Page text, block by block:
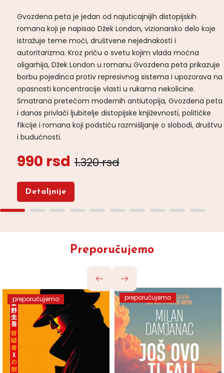
Gvozdena peta je jedan od najuticajnijih distopijskih
romana koji je napisao Džek London, vizionarsko delo koje
istražuje teme moći, društvene nejednakosti i
autoritarizma. Kroz priču o svetu kojim vlada moćna
oligarhija, Džek London u romanu Gvozdena peta prikazuje
borbu pojedinca protiv represivnog sistema i upozorava na
opasnosti koncentracije vlasti u rukama nekolicine.
Smatrana pretečom modernih antiutopija, Gvozdena peta
i danas privlači ljubitelje distopijske književnosti, političke
fikcije i romana koji podstiču razmišljanje o slobodi, društvu
i budućnosti.
990 rsd 1.320 rsd
Detaljnije
Preporučujemo
preporučujemo preporučujemo